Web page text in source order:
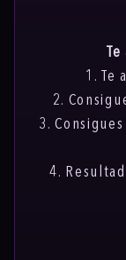
1. Te
2.
3.
4.